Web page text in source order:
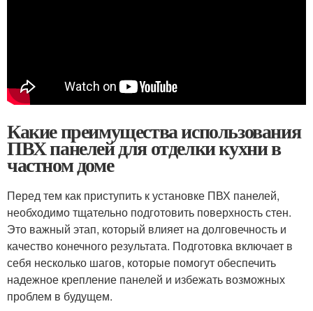
Какие преимущества использования
ПВХ панелей для отделки кухни в
частном доме
Перед тем как приступить к установке ПВХ панелей,
необходимо тщательно подготовить поверхность стен.
Это важный этап, который влияет на долговечность и
качество конечного результата. Подготовка включает в
себя несколько шагов, которые помогут обеспечить
надежное крепление панелей и избежать возможных
проблем в будущем.